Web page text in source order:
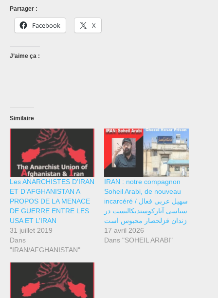
Partager :
Facebook X
J’aime ça :
Similaire
Les ANARCHISTES D’IRAN
ET D’AFGHANISTAN A
PROPOS DE LA MENACE
DE GUERRE ENTRE LES
USA ET L’IRAN
31 juillet 2019
Dans
"IRAN/AFGHANISTAN"
IRAN : notre compagnon
Soheil Arabi, de nouveau
incarcéré / سهیل عربی فعال
سیاسی آنارکوسندیکالیست در
زندان قزلحصار محبوس است
17 avril 2026
Dans "SOHEIL ARABI"